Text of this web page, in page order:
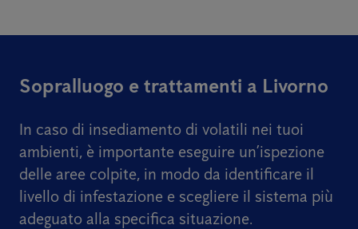
Sopralluogo e trattamenti a Livorno
In caso di insediamento di volatili nei tuoi
ambienti, è importante eseguire un’ispezione
delle aree colpite, in modo da identificare il
livello di infestazione e scegliere il sistema più
adeguato alla specifica situazione.